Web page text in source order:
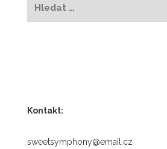
Kontakt:
sweetsymphony@email.cz